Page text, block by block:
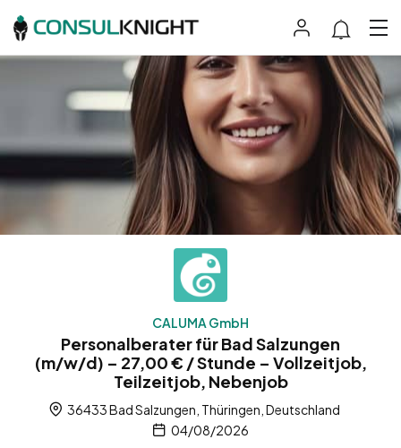
CALUMA GmbH
Personalberater für Bad Salzungen
(m/w/d) – 27,00 € / Stunde – Vollzeitjob,
Teilzeitjob, Nebenjob
36433 Bad Salzungen, Thüringen, Deutschland
04/08/2026